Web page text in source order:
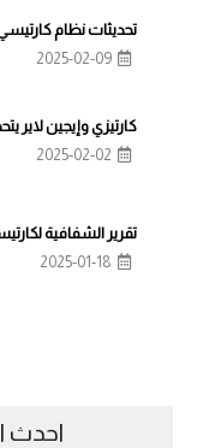
تحديثات نظام كارتيسي
2025-02-09
كارتيزي وإيجين لاير
2025-02-02
تقرير الشفافية لكارتيسي
2025-01-18
احدث